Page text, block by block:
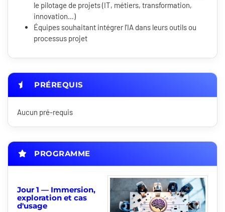
le pilotage de projets (IT, métiers, transformation,
innovation…)
Équipes souhaitant intégrer l'IA dans leurs outils ou
processus projet
PRÉREQUIS
Aucun pré-requis
PROGRAMME
Jour 1 — Immersion,
exploration et cas
d'usage